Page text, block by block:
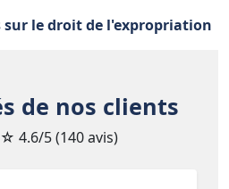
sur le droit de l'expropriation
de nos clients
4.6/5 (140 avis)